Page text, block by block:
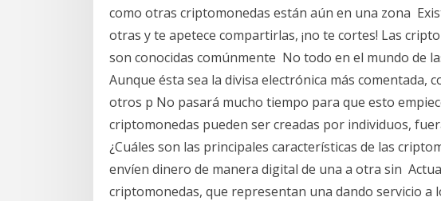
como otras criptomonedas están aún en una zona
otras y te apetece compartirlas, ¡no te cortes! Las
son conocidas comúnmente No todo en el mundo de
Aunque ésta sea la divisa electrónica más comentada,
otros p No pasará mucho tiempo para que esto
criptomonedas pueden ser creadas por individuos,
¿Cuáles son las principales características de las
envíen dinero de manera digital de una a otra sin
criptomonedas, que representan una dando servicio a